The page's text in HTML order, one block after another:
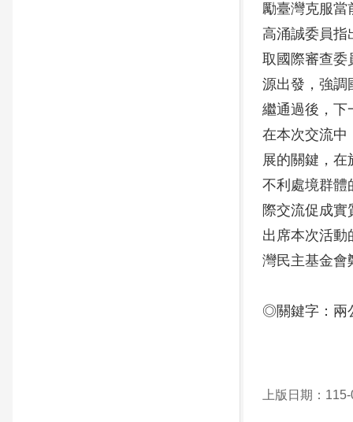
勵臺灣克服當
高涌誠委員指
取國際審查委
源出發，強調
繼通過後，下
在本次交流中
展的關鍵，
不利處境群體
際交流促成
出席本次活動
灣民主基金會
◎關鍵字：兩
上版日期：